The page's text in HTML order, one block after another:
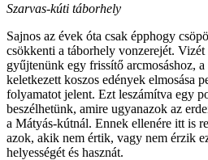
Szarvas-kúti táborhely
Sajnos az évek óta csak épphogy
csökkenti a táborhely vonzerejét. Vizét
gyűjtenünk egy frissítő arcmosáshoz,
keletkezett koszos edények elmosása
folyamatot jelent. Ezt leszámítva egy
beszélhetünk, amire ugyanazok az
a Mátyás-kútnál. Ennek ellenére itt is
azok, akik nem értik, vagy nem érzik
helyességét és hasznát.